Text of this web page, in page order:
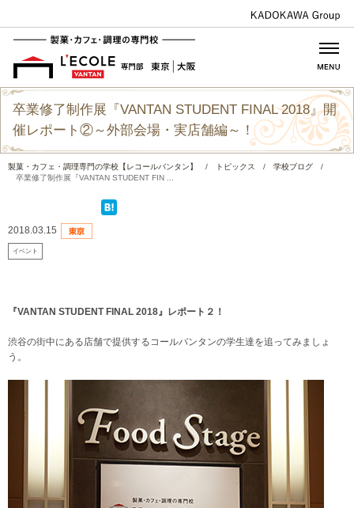
卒業修了制作展『VANTAN STUDENT FINAL 2018』開
催レポート②～外部会場・実店舗編～！
製菓・カフェ・調理専門の学校【レコールバンタン】 / トピックス / 学校ブログ
/
卒業修了制作展『VANTAN STUDENT FIN ...
2018.03.15
イベント
『VANTAN STUDENT FINAL 2018』レポート２！
渋谷の街中にある店舗で提供するコールバンタンの学生達を追ってみましょ
う。